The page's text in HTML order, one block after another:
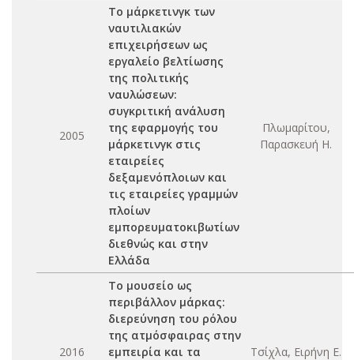
2005
Το μάρκετινγκ των
ναυτιλιακών
επιχειρήσεων ως
εργαλείο βελτίωσης
της πολιτικής
ναυλώσεων:
συγκριτική ανάλυση
της εφαρμογής του
μάρκετινγκ στις
εταιρείες
δεξαμενόπλοιων και
τις εταιρείες γραμμών
πλοίων
εμπορευματοκιβωτίων
διεθνώς και στην
Ελλάδα
Πλωμαρίτου,
Παρασκευή Η.
2016
Το μουσείο ως
περιβάλλον μάρκας:
διερεύνηση του ρόλου
της ατμόσφαιρας στην
εμπειρία και τα
Τσίχλα, Ειρήνη Ε.